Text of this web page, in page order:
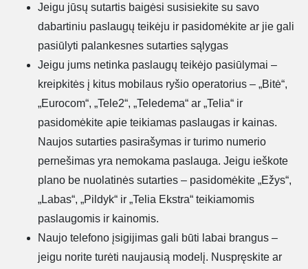
Jeigu jūsų sutartis baigėsi susisiekite su savo
dabartiniu paslaugų teikėju ir pasidomėkite ar jie gali
pasiūlyti palankesnes sutarties sąlygas
Jeigu jums netinka paslaugų teikėjo pasiūlymai –
kreipkitės į kitus mobilaus ryšio operatorius – „Bitė“,
„Eurocom“, „Tele2“, „Teledema“ ar „Telia“ ir
pasidomėkite apie teikiamas paslaugas ir kainas.
Naujos sutarties pasirašymas ir turimo numerio
pernešimas yra nemokama paslauga. Jeigu ieškote
plano be nuolatinės sutarties – pasidomėkite „Ežys“,
„Labas“, „Pildyk“ ir „Telia Ekstra“ teikiamomis
paslaugomis ir kainomis.
Naujo telefono įsigijimas gali būti labai brangus –
jeigu norite turėti naujausią modelį. Nuspręskite ar